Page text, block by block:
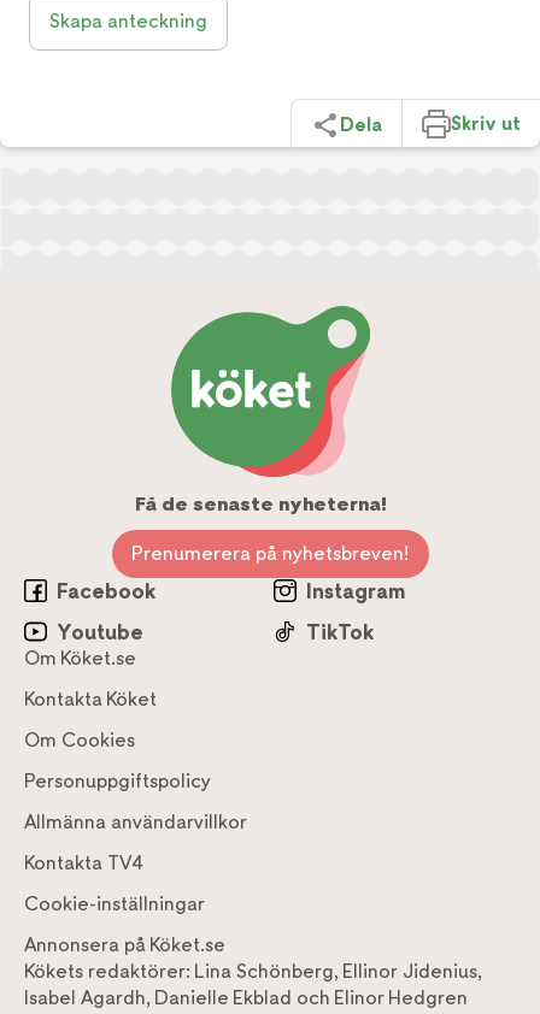
Skapa anteckning
Dela Skriv ut
Få de senaste nyheterna!
Prenumerera på nyhetsbreven!
Facebook
Instagram
Youtube
TikTok
Om Köket.se
Kontakta Köket
Om Cookies
Personuppgiftspolicy
Allmänna användarvillkor
Kontakta TV4
Cookie-inställningar
Annonsera på Köket.se
Kökets redaktörer: Lina Schönberg, Ellinor Jidenius,
Isabel Agardh, Danielle Ekblad och Elinor Hedgren